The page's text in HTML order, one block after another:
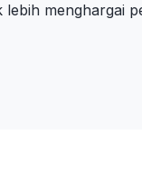
menghargai